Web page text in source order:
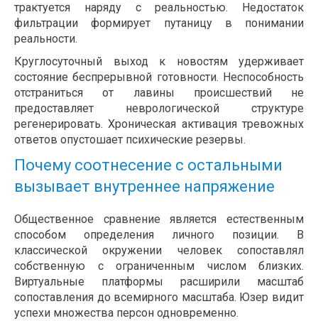
трактуется наряду с реальностью. Недостаток
фильтрации формирует путаницу в понимании
реальности.
Круглосуточный выход к новостям удерживает
состояние беспрерывной готовности. Неспособность
отстраниться от лавины происшествий не
предоставляет неврологической структуре
регенерировать. Хроническая активация тревожных
ответов опустошает психические резервы.
Почему соотнесение с остальными
вызывает внутреннее напряжение
Общественное сравнение является естественным
способом определения личного позиции. В
классической окружении человек сопоставлял
собственную с ограниченным числом близких.
Виртуальные платформы расширили масштаб
сопоставления до всемирного масштаба. Юзер видит
успехи множества персон одновременно.